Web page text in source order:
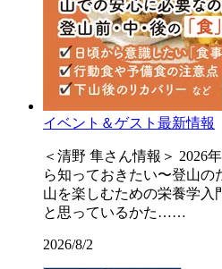
イベント＆ゲスト最新情報
＜清野 隼さん情報＞ 2026
ら知っておきたい〜登山の
山を楽しむための栄養学
と思っているかた……
2026/8/2